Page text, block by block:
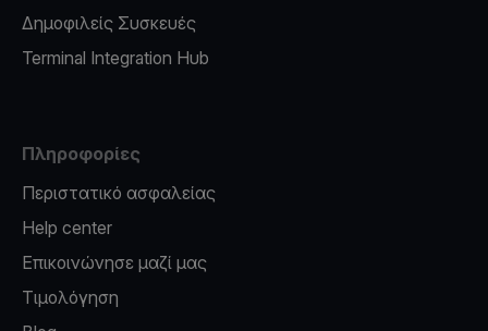
Δημοφιλείς Συσκευές
Terminal Integration Hub
Πληροφορίες
Περιστατικό ασφαλείας
Help center
Επικοινώνησε μαζί μας
Τιμολόγηση